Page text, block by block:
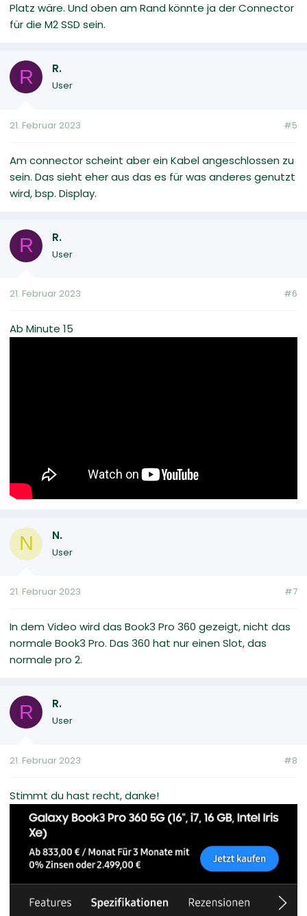
Platz wäre. Und oben am Rand könnte ja der Connector
für die M2 SSD sein.
R R.
User
21. Februar 2023 #5
Am connector scheint aber ein Kabel angeschlossen zu
sein. Das sieht eher aus das es für was anderes genutzt
wird, bsp. Display.
R R.
User
21. Februar 2023 #6
Ab Minute 15
N N.
User
21. Februar 2023 #7
In dem Video wird das Book3 Pro 360 gezeigt, nicht das
normale Book3 Pro. Das 360 hat nur einen Slot, das
normale pro 2.
R R.
User
21. Februar 2023 #8
Stimmt du hast recht, danke!